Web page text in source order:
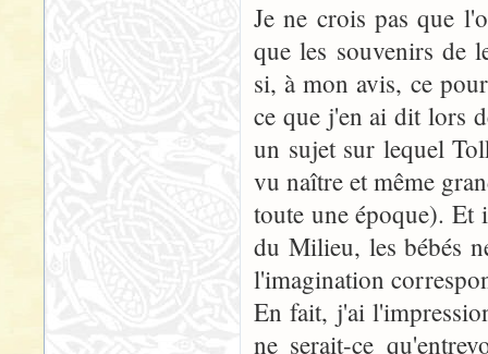
Je ne crois pas que
que les souvenirs de
si, à mon avis, ce
ce que j'en ai dit lors
un sujet sur lequel
vu naître et même
toute une époque). Et
du Milieu, les bébés
l'imagination
En fait, j'ai
ne serait-ce